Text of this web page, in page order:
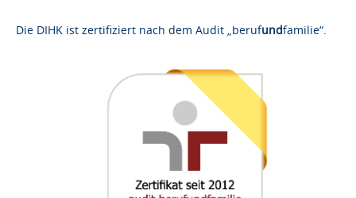
Die DIHK ist zertifiziert nach dem Audit „berufundfamilie“.